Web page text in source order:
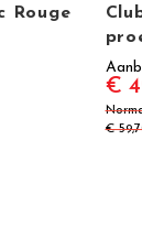
Rouge
€
€